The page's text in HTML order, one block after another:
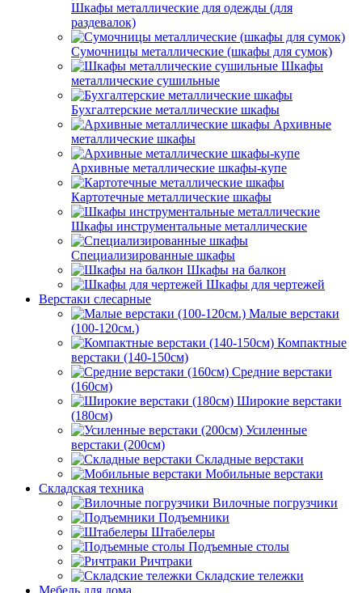
Шкафы металлические для одежды (для
раздевалок)
Сумочницы металлические (шкафы для сумок)
Шкафы
металлические сушильные
Бухгалтерские металлические шкафы
Архивные
металлические шкафы
Архивные металлические шкафы-купе
Картотечные металлические шкафы
Шкафы инструментальные металлические
Специализированные шкафы
Шкафы на балкон
Шкафы для чертежей
Верстаки слесарные
Малые верстаки
(100-120см.)
Компактные
верстаки (140-150см)
Средние верстаки
(160см)
Широкие верстаки
(180см)
Усиленные
верстаки (200см)
Складные верстаки
Мобильные верстаки
Складская техника
Вилочные погрузчики
Подъемники
Штабелеры
Подъемные столы
Ричтраки
Складские тележки
Мебель для дома